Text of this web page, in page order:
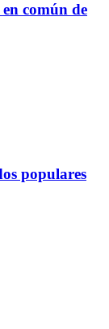
común de
populares